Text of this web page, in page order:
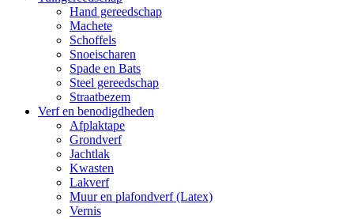
Hand gereedschap
Machete
Schoffels
Snoeischaren
Spade en Bats
Steel gereedschap
Straatbezem
Verf en benodigdheden
Afplaktape
Grondverf
Jachtlak
Kwasten
Lakverf
Muur en plafondverf (Latex)
Vernis